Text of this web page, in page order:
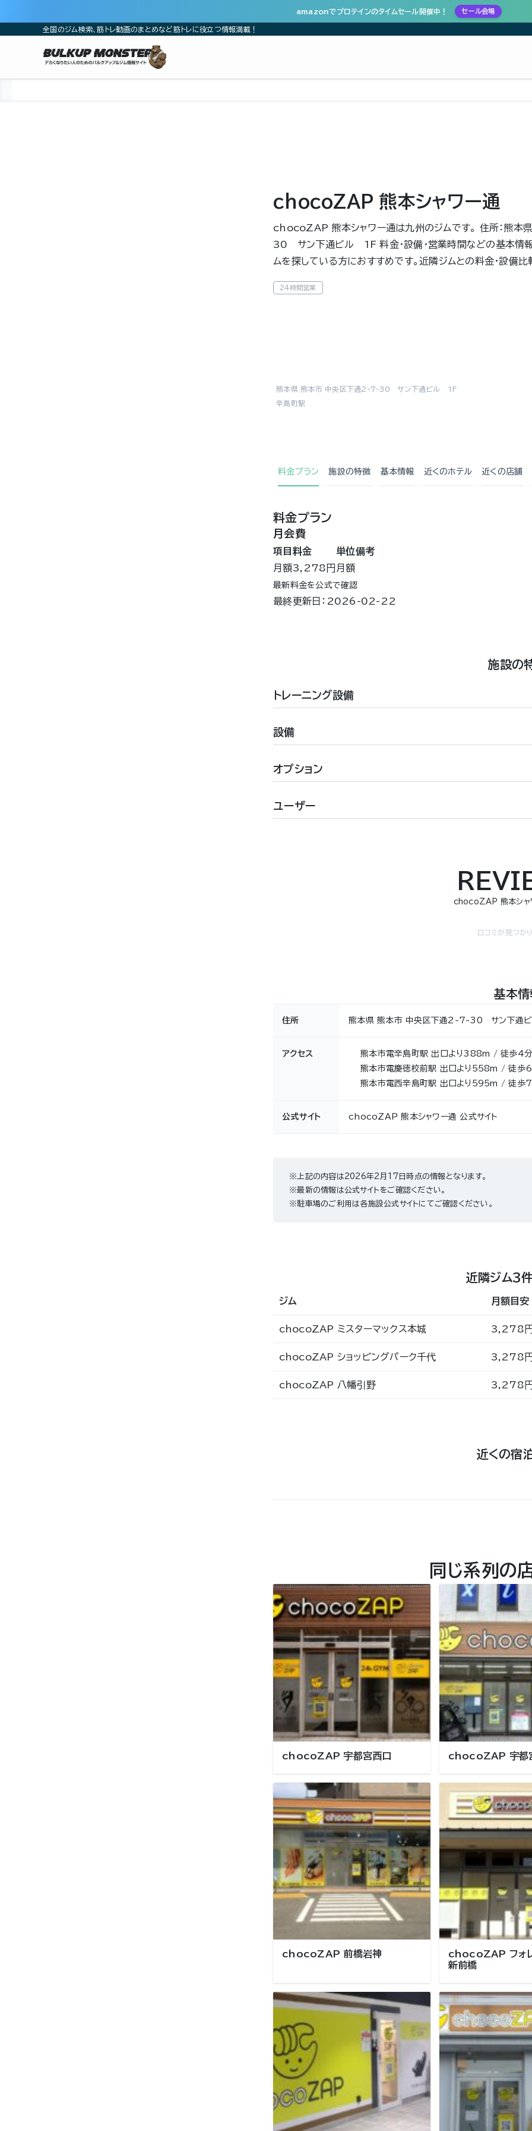
amazonでプロテインのタイムセール開催中！ セール会場
全国のジム検索、筋トレ動画のまとめなど筋トレに役立つ情報満載！
chocoZAP 熊本シャワー通
chocoZAP 熊本シャワー通は九州のジムです。 住所：熊
30 サン下通ビル 1F 料金・設備・営業時間などの基本情報
ムを探している方におすすめです。近隣ジムとの料金・設備比
24時間営業
熊本県 熊本市 中央区下通2-7-30 サン下通ビル 1F
辛島町駅
料金プラン 施設の特徴 基本情報 近くのホテル 近くの店舗
料金プラン
月会費
項目 料金 単位備考
月額3,278円 月額
最新料金を公式で確認
最終更新日：2026-02-22
施設の
トレーニング設備
設備
オプション
ユーザー
chocoZAP 熊本シャ
口コミが見つか
基本情
住所 熊本県 熊本市 中央区下通2-7-30 サン下通
アクセス
熊本市電辛島町駅 出口より388m / 徒歩4分
熊本市電慶徳校前駅 出口より558m / 徒歩
熊本市電西辛島町駅 出口より595m / 徒歩
公式サイト chocoZAP 熊本シャワー通 公式サイト
※上記の内容は2026年2月17日時点の情報となります。
※最新の情報は公式サイトをご確認ください。
※駐車場のご利用は各施設公式サイトにてご確認ください。
近隣ジム3
ジム 月額目安
chocoZAP ミスターマックス本城 3,278
chocoZAP ショッピングパーク千代 3,278
chocoZAP 八幡引野 3,278
近くの宿
同じ系列の
chocoZAP 宇都宮西口 chocoZAP 宇都
chocoZAP 前橋岩神
chocoZAP フォレ
新前橋